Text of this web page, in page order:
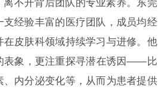
离不开背后团队的专业素养。东莞
经验丰富的医疗团队，成员均经
皮肤科领域持续学习与进修。他
表象，更注重探寻潜在诱因——比
内分泌变化等，从而为患者提供